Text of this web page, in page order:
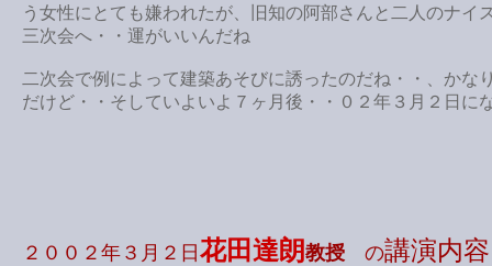
う女性にとても嫌われたが、旧知の阿部さんと二人のナイ
三次会へ・・運がいいんだね
二次会で例によって建築あそびに誘ったのだね・・、かな
だけど・・そしていよいよ７ヶ月後・・０２年３月２日に
２００２年３月２日 花田達朗 教授 の講演内容